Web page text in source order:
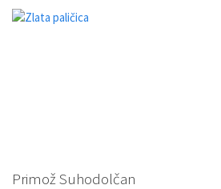
Primož Suhodolčan